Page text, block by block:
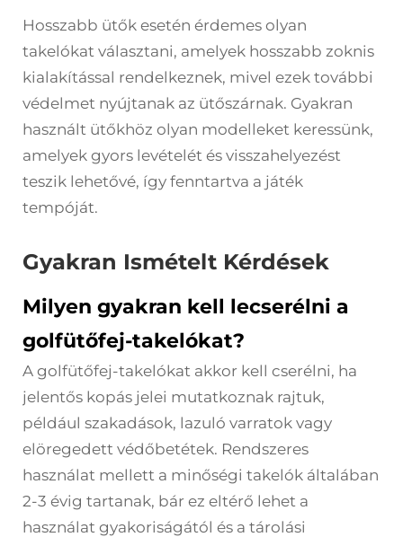
Hosszabb ütők esetén érdemes olyan
takelókat választani, amelyek hosszabb zoknis
kialakítással rendelkeznek, mivel ezek további
védelmet nyújtanak az ütőszárnak. Gyakran
használt ütőkhöz olyan modelleket keressünk,
amelyek gyors levételét és visszahelyezést
teszik lehetővé, így fenntartva a játék
tempóját.
Gyakran Ismételt Kérdések
Milyen gyakran kell lecserélni a
golfütőfej-takelókat?
A golfütőfej-takelókat akkor kell cserélni, ha
jelentős kopás jelei mutatkoznak rajtuk,
például szakadások, lazuló varratok vagy
elöregedett védőbetétek. Rendszeres
használat mellett a minőségi takelók általában
2-3 évig tartanak, bár ez eltérő lehet a
használat gyakoriságától és a tárolási